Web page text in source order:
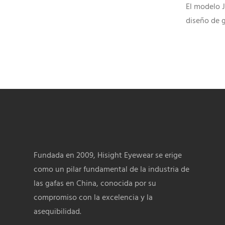
El modelo
diseño de
de marca
Fundada en 2009, Hisight Eyewear se erige
como un pilar fundamental de la industria de
las gafas en China, conocida por su
compromiso con la excelencia y la
asequibilidad.